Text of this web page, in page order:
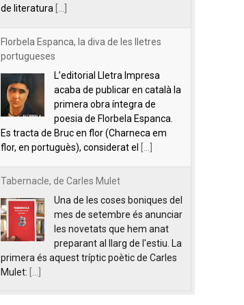
de literatura
Florbela Espanca, la diva de les lletres
portugueses
L’editorial Lletra Impresa
acaba de publicar en català la
primera obra íntegra de
poesia de Florbela Espanca.
Es tracta de Bruc en flor (Charneca em
flor, en portuguès), considerat el
Tabernacle, de Carles Mulet
Una de les coses boniques del
mes de setembre és anunciar
les novetats que hem anat
preparant al llarg de l'estiu. La
primera és aquest tríptic poètic de Carles
Mulet: